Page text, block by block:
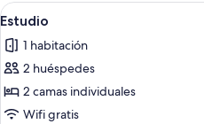
Abrir
todas
las
fotos
de
Estudio
4
Estudio
1 habitación
2 huéspedes
2 camas individuales
Wifi gratis